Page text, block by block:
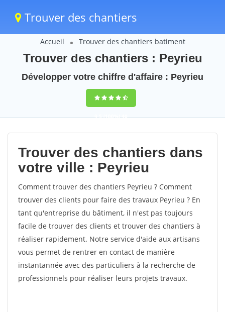
Trouver des chantiers
Accueil Trouver des chantiers batiment
Trouver des chantiers : Peyrieu
Développer votre chiffre d'affaire : Peyrieu
9,5(100%)40
votes
Trouver des chantiers dans
votre ville : Peyrieu
Comment trouver des chantiers Peyrieu ? Comment
trouver des clients pour faire des travaux Peyrieu ? En
tant qu'entreprise du bâtiment, il n'est pas toujours
facile de trouver des clients et trouver des chantiers à
réaliser rapidement. Notre service d'aide aux artisans
vous permet de rentrer en contact de manière
instantannée avec des particuliers à la recherche de
professionnels pour réaliser leurs projets travaux.